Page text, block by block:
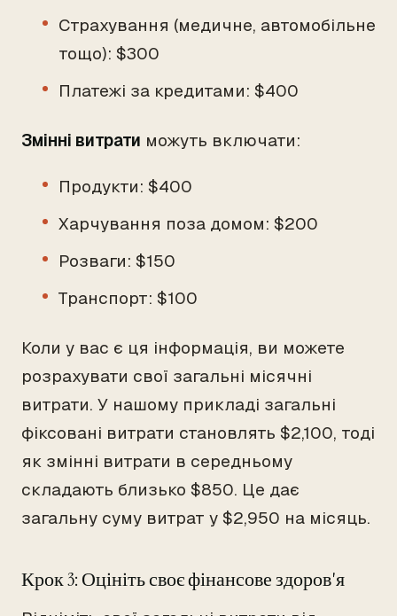
Страхування (медичне, автомобільне
тощо): $300
Платежі за кредитами: $400
Змінні витрати можуть включати:
Продукти: $400
Харчування поза домом: $200
Розваги: $150
Транспорт: $100
Коли у вас є ця інформація, ви можете
розрахувати свої загальні місячні
витрати. У нашому прикладі загальні
фіксовані витрати становлять $2,100, тоді
як змінні витрати в середньому
складають близько $850. Це дає
загальну суму витрат у $2,950 на місяць.
Крок 3: Оцініть своє фінансове здоров'я